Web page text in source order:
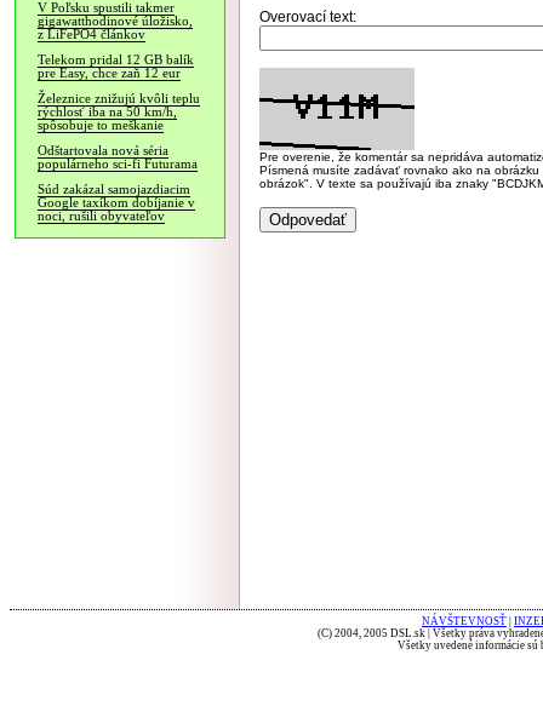
V Poľsku spustili takmer
gigawatthodinové úložisko,
z LiFePO4 článkov
Telekom pridal 12 GB balík
pre Easy, chce zaň 12 eur
Železnice znižujú kvôli teplu
rýchlosť iba na 50 km/h,
spôsobuje to meškanie
Odštartovala nová séria
populárneho sci-fi Futurama
Súd zakázal samojazdiacim
Google taxíkom dobíjanie v
noci, rušili obyvateľov
Overovací text:
Pre overenie, že komentár sa nepridáva
Písmená musíte zadávať rovnako ako na
obrázok". V texte sa používajú iba znaky
NÁVŠTEVNOSŤ
(C) 2004, 2005 DSL.sk | Všetky práva
Všetky uvedené informácie sú